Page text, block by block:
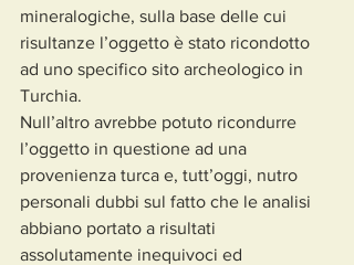
mineralogiche, sulla base delle cui
risultanze l’oggetto è stato ricondotto
ad uno specifico sito archeologico in
Turchia.
Null’altro avrebbe potuto ricondurre
l’oggetto in questione ad una
provenienza turca e, tutt’oggi, nutro
personali dubbi sul fatto che le analisi
abbiano portato a risultati
assolutamente inequivoci ed